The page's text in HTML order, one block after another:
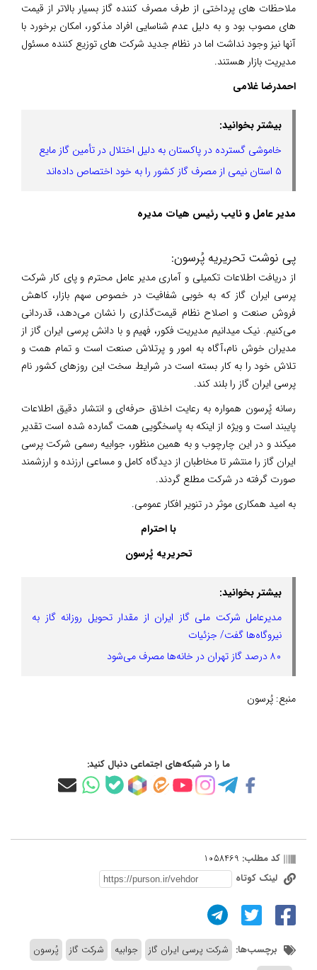
ملاحظات های پرداختی از طرف مصرف کننده گاز بسیار بالاتر از قیمت
های مصوب بود و به دلیل عدم شناسایی افراد مذکور، امکان برخورد با
آنها نیز وجود نداشت اما در نظام جدید شرکت های توزیع کننده مسئول
مدیریت بازار هستند.
احمدرضا غلامی
بیشتر بخوانید:
خاموشی گسترده در پاکستان به دلیل اختلال در تأمین گاز مایع
۵ استان نیمی از مصرف گاز کشور را به خود اختصاص داده‌اند
مدیر عامل و نایب رئیس هیات مدیره
پی نوشت تحریریه پُرسون:
از دریافت اطلاعات تکمیلی و آماری مدیر عامل محترم و پای کار شرکت
پرسی ایران گاز که به خوبی شفافیت در خصوص سهم بازار، کاهش
فروش صنعت و اصلاح نظام قیمت‌گذاری را نشان می‌دهد، قدردانی
می‌کنیم. نیک میدانیم مدیریت فکور، فهیم و با دانش پرسی ایران گاز از
مدیران خوش نام،آگاه به امور و پرتلاش صنعت است و تمام همت و
تلاش خود را به کار بسته است در شرایط سخت این روزهای کشور نام
پرسی ایران گاز را بلند کند.
رسانه پُرسون همواره به رعایت اخلاق حرفه‌ای و انتشار دقیق اطلاعات
پایبند است و ویژه از اینکه به پاسخگویی همت گمارده شده است تقدیر
میکند‌ و در این چارچوب و به همین منظور، جوابیه رسمی شرکت پرسی
ایران گاز را منتشر تا مخاطبان از دیدگاه کامل و مساعی ارزنده و ارزشمند
صورت گرفته در شرکت مطلع گردند.
به امید همکاری موثر در تنویر افکار عمومی.
با احترام
تحریریه پُرسون
بیشتر بخوانید:
مدیرعامل شرکت ملی گاز ایران از مقدار تحویل روزانه گاز به
نیروگاه‌ها گفت/ جزئیات
۸۰ درصد گاز تهران در خانه‌ها مصرف می‌شود
منبع: پُرسون
ما را در شبکه‌های اجتماعی دنبال کنید:
کد مطلب: 1058469
لینک کوتاه
برچسب‌ها: شرکت پرسی ایران گاز جوابیه شرکت گاز
پُرسون